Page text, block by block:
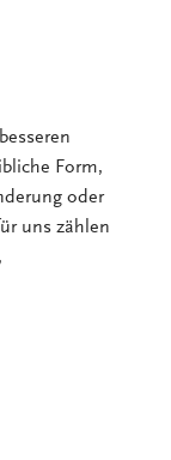
Form,
oder
uns zählen